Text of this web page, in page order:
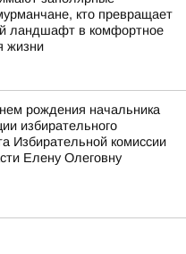
кто превращает
ландшафт в комфортное
жизни
рождения начальника
избирательного
Избирательной комиссии
Елену Олеговну